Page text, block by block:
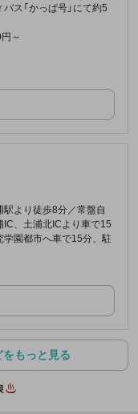
ス「かっぱ号」にて約5
～
駅より徒歩8分／常盤自
、土浦北ICより車で15
学園都市へ車で15分、駐
もっと見る